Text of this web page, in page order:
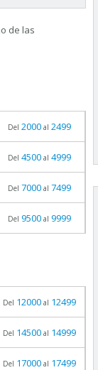
de las
Del 2000 al 2499
Del 4500 al 4999
Del 7000 al 7499
Del 9500 al 9999
Del 12000 al 12499
Del 14500 al 14999
Del 17000 al 17499